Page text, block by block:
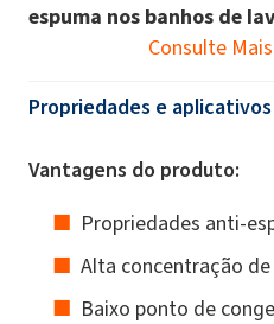
espuma nos banhos de
Consulte
Propriedades e aplicativos
Vantagens do produto:
Propriedades anti-
Alta concentração
Baixo ponto de